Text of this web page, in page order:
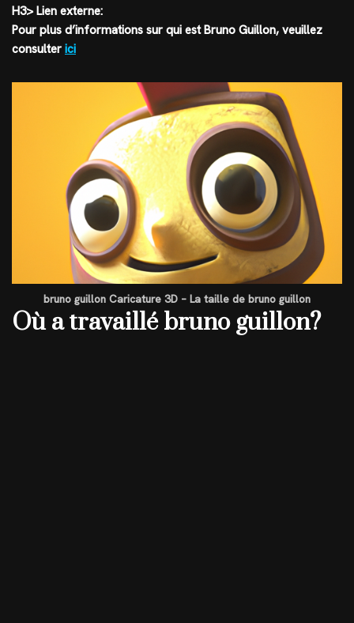
H3> Lien externe:
Pour plus d’informations sur qui est Bruno Guillon, veuillez
consulter ici
bruno guillon Caricature 3D – La taille de bruno guillon
Où a travaillé bruno guillon?